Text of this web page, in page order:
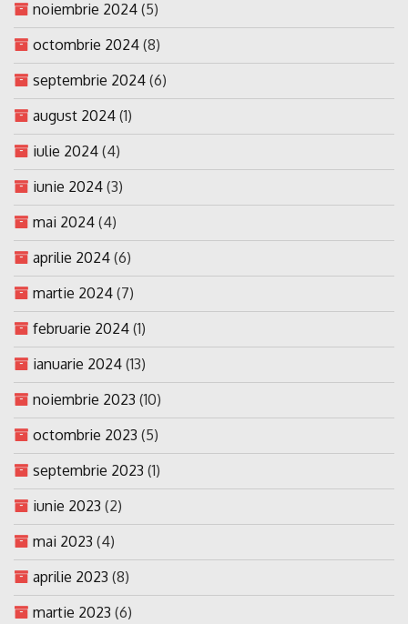
noiembrie 2024 (5)
octombrie 2024 (8)
septembrie 2024 (6)
august 2024 (1)
iulie 2024 (4)
iunie 2024 (3)
mai 2024 (4)
aprilie 2024 (6)
martie 2024 (7)
februarie 2024 (1)
ianuarie 2024 (13)
noiembrie 2023 (10)
octombrie 2023 (5)
septembrie 2023 (1)
iunie 2023 (2)
mai 2023 (4)
aprilie 2023 (8)
martie 2023 (6)